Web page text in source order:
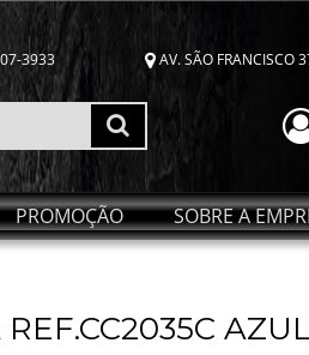
3933 AV. SÃO FRANCISCO
PROMOÇÃO SOBRE A
AZUL